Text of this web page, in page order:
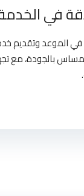
في
في الموعد وتقديم
بالجودة، مع